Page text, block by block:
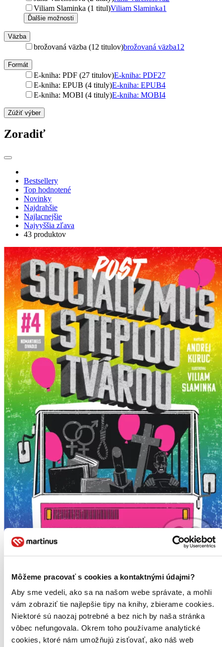
Môžeme pracovať s cookies a kontaktnými údajmi?
Aby sme vedeli, ako sa na našom webe správate, a mohli
vám zobraziť tie najlepšie tipy na knihy, zbierame cookies.
Niektoré sú naozaj potrebné a bez nich by naša stránka
vôbec nefungovala. Okrem toho používame analytické
cookies, ktoré nám umožňujú zisťovať, ako náš web
Viliam Slaminka (1 titul)Viliam Slaminka1
Ďalšie možnosti
Väzba
brožovaná väzba (12 titulov)brožovaná väzba12
Formát
E-kniha: PDF (27 titulov)E-kniha: PDF27
E-kniha: EPUB (4 tituly)E-kniha: EPUB4
E-kniha: MOBI (4 tituly)E-kniha: MOBI4
Zúžiť výber
Zoradiť
Bestsellery
Top hodnotené
Novinky
Najdrahšie
Najlacnejšie
Najvyššia zľava
43 produktov
Socializmus s teplou tvárou #4
Andrej Kuruc
4. diel sérieSocializmus s teplou tvárou
Mladý muž s prezývkou Vidiečan prichádza z Očovej do veľkého
mesta, aby sa vyliečil. So svojou inakosťou sa cíti osamotený, snaží